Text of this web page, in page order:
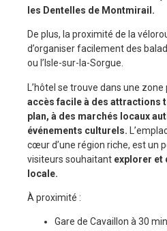
les Dentelles de Montmirail.
De plus, la proximité de la
d’organiser facilement des
ou l’Isle-sur-la-Sorgue.
L’hôtel se trouve dans une
accès facile à des attractions
plan, à des marchés locaux
événements culturels.
cœur d’une région riche, est un
visiteurs souhaitant explorer et
locale.
À proximité :
Gare de Cavaillon à 30